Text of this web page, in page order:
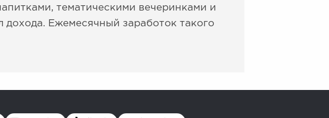
тематическими вечеринками и
Ежемесячный заработок такого